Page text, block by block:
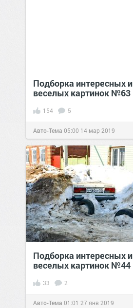
Подборка интересных и
веселых картинок №63
154 5
Авто-Тема 05:00 14 мар 2019
Подборка интересных и
веселых картинок №44
33 2
Авто-Тема 01:01 27 янв 2019